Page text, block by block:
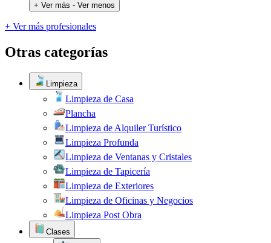
+ Ver más - Ver menos
+ Ver más profesionales
Otras categorías
Limpieza
Limpieza de Casa
Plancha
Limpieza de Alquiler Turístico
Limpieza Profunda
Limpieza de Ventanas y Cristales
Limpieza de Tapicería
Limpieza de Exteriores
Limpieza de Oficinas y Negocios
Limpieza Post Obra
Clases